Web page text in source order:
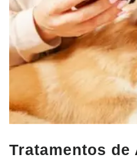
Tratamentos de